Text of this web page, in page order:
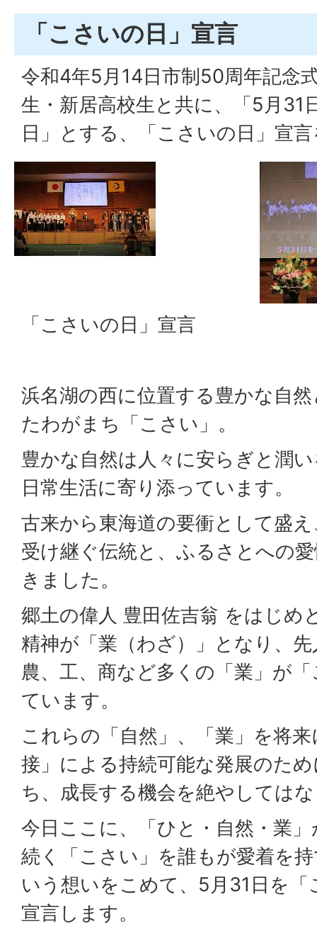
「こさいの日」宣言
令和4年5月14日市制50周年記念
生・新居高校生と共に、「5月31
日」とする、「こさいの日」宣
「こさいの日」宣言
浜名湖の西に位置する豊かな自
たわがまち「こさい」。
豊かな自然は人々に安らぎと潤
日常生活に寄り添っています。
古来から東海道の要衝として盛
受け継ぐ伝統と、ふるさとへの
きました。
郷土の偉人 豊田佐吉翁 をはじめ
精神が「業（わざ）」となり、
農、工、商など多くの「業」が
ています。
これらの「自然」、「業」を将
接」による持続可能な発展のた
ち、成長する機会を絶やしては
今日ここに、「ひと・自然・業
続く「こさい」を誰もが愛着を
いう想いをこめて、5月31日を
宣言します。